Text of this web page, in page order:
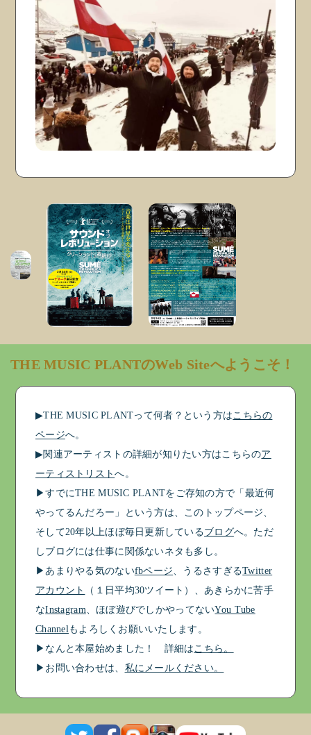
THE MUSIC PLANTのWeb Siteへようこそ！
▶︎THE MUSIC PLANTって何者？という方はこちらの
ページへ。
▶︎関連アーティストの詳細が知りたい方はこちらのア
ーティストリストへ。
▶︎すでにTHE MUSIC PLANTをご存知の方で「最近何
やってるんだろー」という方は、このトップページ、
そして20年以上ほぼ毎日更新しているブログへ。ただ
しブログには仕事に関係ないネタも多し。
▶︎あまりやる気のないfbページ、うるさすぎるTwitter
アカウント
（１日平均30ツイート）、あきらかに苦手
なInstagram、ほぼ遊びでしかやってないYou Tube
Channelもよろしくお願いいたします。
▶︎なんと本屋始めました！ 詳細はこちら。
▶︎お問い合わせは、 私にメールください。